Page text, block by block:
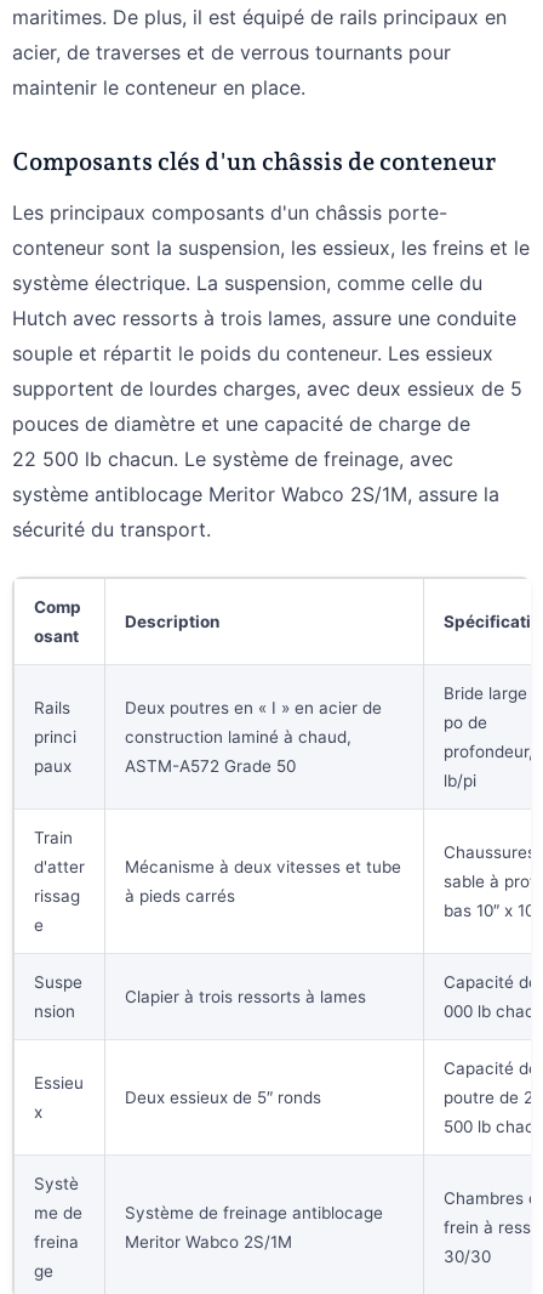
maritimes. De plus, il est équipé de rails principaux en
acier, de traverses et de verrous tournants pour
maintenir le conteneur en place.
Composants clés d'un châssis de conteneur
Les principaux composants d'un châssis porte-
conteneur sont la suspension, les essieux, les freins et le
système électrique. La suspension, comme celle du
Hutch avec ressorts à trois lames, assure une conduite
souple et répartit le poids du conteneur. Les essieux
supportent de lourdes charges, avec deux essieux de 5
pouces de diamètre et une capacité de charge de
22 500 lb chacun. Le système de freinage, avec
système antiblocage Meritor Wabco 2S/1M, assure la
sécurité du transport.
Comp
osant
Description
Rails
princi
paux
Deux poutres en « I » en acier de
construction laminé à chaud,
ASTM-A572 Grade 50
Bride large
po de
profondeur,
lb/pi
Train
d'atter
rissag
e
Mécanisme à deux vitesses et tube
à pieds carrés
Chaussures
sable à profil
bas 10″ x 10″
Suspe
nsion
Clapier à trois ressorts à lames
Capacité de
000 lb
Essieu
x
Deux essieux de 5″ ronds
Capacité de
poutre de 22
500 lb
Systè
me de
freina
ge
Système de freinage antiblocage
Meritor Wabco 2S/1M
Chambres
frein à
30/30